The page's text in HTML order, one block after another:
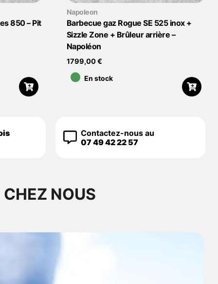
850 – Pit
Napoleon
Barbecue gaz Rogue SE 525 inox +
Sizzle Zone + Brûleur arrière –
Napoléon
1799,00€
•En stock
Contactez-nous au
07 49 42 22 57
NOUS